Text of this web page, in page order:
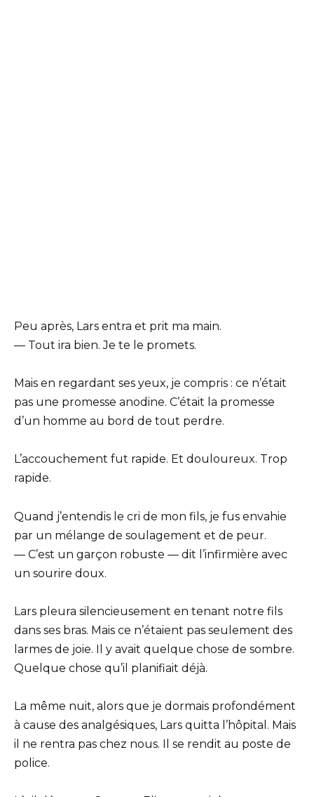
Peu après, Lars entra et prit ma main.
— Tout ira bien. Je te le promets.
Mais en regardant ses yeux, je compris : ce n’était
pas une promesse anodine. C’était la promesse
d’un homme au bord de tout perdre.
L’accouchement fut rapide. Et douloureux. Trop
rapide.
Quand j’entendis le cri de mon fils, je fus envahie
par un mélange de soulagement et de peur.
— C’est un garçon robuste — dit l’infirmière avec
un sourire doux.
Lars pleura silencieusement en tenant notre fils
dans ses bras. Mais ce n’étaient pas seulement des
larmes de joie. Il y avait quelque chose de sombre.
Quelque chose qu’il planifiait déjà.
La même nuit, alors que je dormais profondément
à cause des analgésiques, Lars quitta l’hôpital. Mais
il ne rentra pas chez nous. Il se rendit au poste de
police.